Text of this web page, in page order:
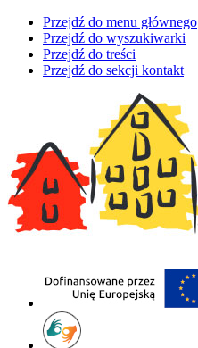
Przejdź do menu głównego
Przejdź do wyszukiwarki
Przejdź do treści
Przejdź do sekcji kontakt